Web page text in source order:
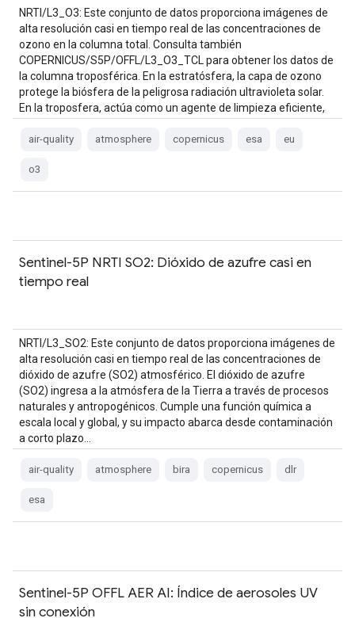
NRTI/L3_O3: Este conjunto de datos proporciona imágenes de
alta resolución casi en tiempo real de las concentraciones de
ozono en la columna total. Consulta también
COPERNICUS/S5P/OFFL/L3_O3_TCL para obtener los datos de
la columna troposférica. En la estratósfera, la capa de ozono
protege la biósfera de la peligrosa radiación ultravioleta solar.
En la troposfera, actúa como un agente de limpieza eficiente,
air-quality atmosphere copernicus esa eu
o3
Sentinel-5P NRTI SO2: Dióxido de azufre casi en
tiempo real
NRTI/L3_SO2: Este conjunto de datos proporciona imágenes de
alta resolución casi en tiempo real de las concentraciones de
dióxido de azufre (SO2) atmosférico. El dióxido de azufre
(SO2) ingresa a la atmósfera de la Tierra a través de procesos
naturales y antropogénicos. Cumple una función química a
escala local y global, y su impacto abarca desde contaminación
a corto plazo…
air-quality atmosphere bira copernicus dlr
esa
Sentinel-5P OFFL AER AI: Índice de aerosoles UV
sin conexión